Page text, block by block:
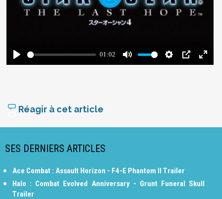
Réagir à cet article
SES DERNIERS ARTICLES
Ace Combat : Assault Horizon - F4-E Phantom II Trailer
Halo : Combat Evolved Anniversary - Grunt Funeral Skull
Trailer